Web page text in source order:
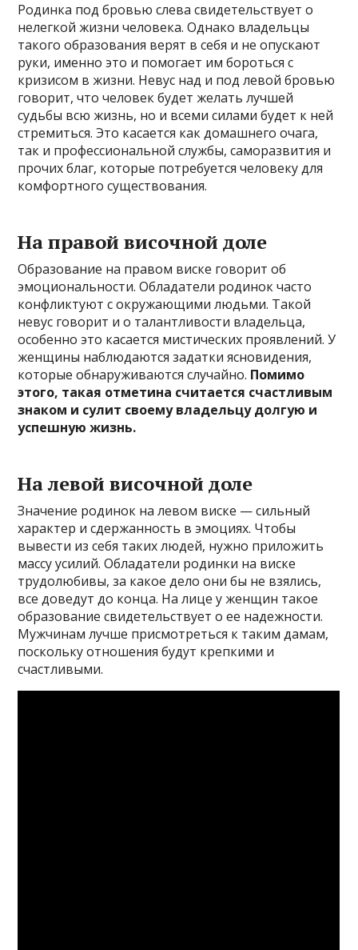
Родинка под бровью слева свидетельствует о
нелегкой жизни человека. Однако владельцы
такого образования верят в себя и не опускают
руки, именно это и помогает им бороться с
кризисом в жизни. Невус над и под левой бровью
говорит, что человек будет желать лучшей
судьбы всю жизнь, но и всеми силами будет к ней
стремиться. Это касается как домашнего очага,
так и профессиональной службы, саморазвития и
прочих благ, которые потребуется человеку для
комфортного существования.
На правой височной доле
Образование на правом виске говорит об
эмоциональности. Обладатели родинок часто
конфликтуют с окружающими людьми. Такой
невус говорит и о талантливости владельца,
особенно это касается мистических проявлений. У
женщины наблюдаются задатки ясновидения,
которые обнаруживаются случайно. Помимо
этого, такая отметина считается счастливым
знаком и сулит своему владельцу долгую и
успешную жизнь.
На левой височной доле
Значение родинок на левом виске — сильный
характер и сдержанность в эмоциях. Чтобы
вывести из себя таких людей, нужно приложить
массу усилий. Обладатели родинки на виске
трудолюбивы, за какое дело они бы не взялись,
все доведут до конца. На лице у женщин такое
образование свидетельствует о ее надежности.
Мужчинам лучше присмотреться к таким дамам,
поскольку отношения будут крепкими и
счастливыми.